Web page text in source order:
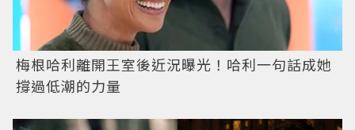
梅根哈利離開王室後近況曝光！哈利一句話成她
撐過低潮的力量